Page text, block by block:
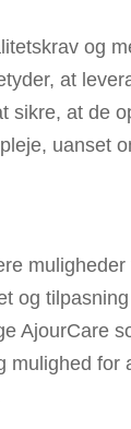
og
at
sikre, at de
uanset
og
AjourCare
mulighed